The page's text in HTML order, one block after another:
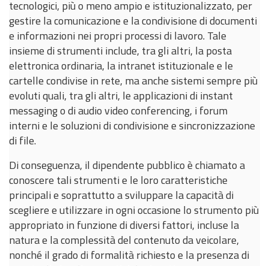
tecnologici, più o meno ampio e istituzionalizzato, per
gestire la comunicazione e la condivisione di documenti
e informazioni nei propri processi di lavoro. Tale
insieme di strumenti include, tra gli altri, la posta
elettronica ordinaria, la intranet istituzionale e le
cartelle condivise in rete, ma anche sistemi sempre più
evoluti quali, tra gli altri, le applicazioni di instant
messaging o di audio video conferencing, i forum
interni e le soluzioni di condivisione e sincronizzazione
di file.
Di conseguenza, il dipendente pubblico è chiamato a
conoscere tali strumenti e le loro caratteristiche
principali e soprattutto a sviluppare la capacità di
scegliere e utilizzare in ogni occasione lo strumento più
appropriato in funzione di diversi fattori, incluse la
natura e la complessità del contenuto da veicolare,
nonché il grado di formalità richiesto e la presenza di